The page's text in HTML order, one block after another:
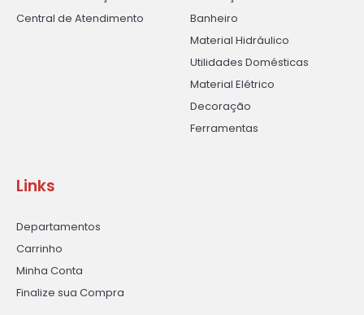
Central de Atendimento
Banheiro
Material Hidráulico
Utilidades Domésticas
Material Elétrico
Decoração
Ferramentas
Links
Departamentos
Carrinho
Minha Conta
Finalize sua Compra